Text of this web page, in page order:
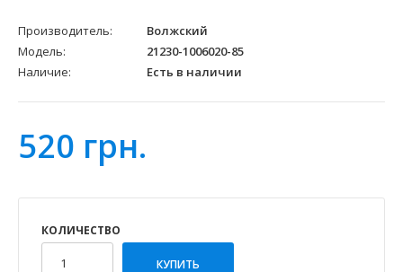
Производитель:
Волжский
Модель:
21230-1006020-85
Наличие:
Есть в наличии
520 грн.
КОЛИЧЕСТВО